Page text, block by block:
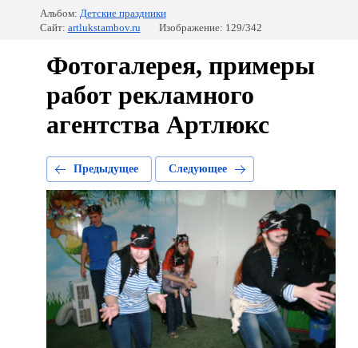
Альбом: Детские праздники
Сайт: artlukstambov.ru Изображение: 129/342
Фотогалерея, примеры
работ рекламного
агентства Артлюкс
Предыдущее Следующее